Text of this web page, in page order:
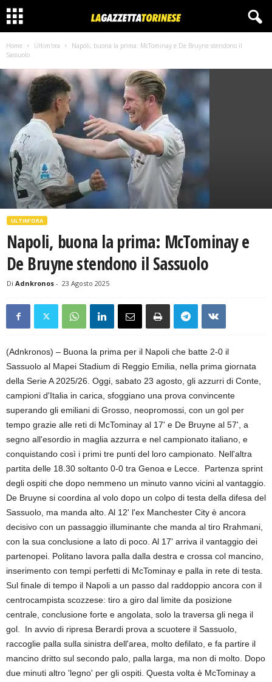
Home Ultim'ora
Napoli, buona la prima: McTominay e De Bruyne stendono il
Sassuolo
ULTIM'ORA
Napoli, buona la prima: McTominay e
De Bruyne stendono il Sassuolo
Di Adnkronos - 23 Agosto 2025
(Adnkronos) – Buona la prima per il Napoli che batte 2-0 il
Sassuolo al Mapei Stadium di Reggio Emilia, nella prima giornata
della Serie A 2025/26. Oggi, sabato 23 agosto, gli azzurri di Conte,
campioni d'Italia in carica, sfoggiano una prova convincente
superando gli emiliani di Grosso, neopromossi, con un gol per
tempo grazie alle reti di McTominay al 17' e De Bruyne al 57', a
segno all'esordio in maglia azzurra e nel campionato italiano, e
conquistando così i primi tre punti del loro campionato. Nell'altra
partita delle 18.30 soltanto 0-0 tra Genoa e Lecce. Partenza sprint
degli ospiti che dopo nemmeno un minuto vanno vicini al vantaggio.
De Bruyne si coordina al volo dopo un colpo di testa della difesa del
Sassuolo, ma manda alto. Al 12' l'ex Manchester City è ancora
decisivo con un passaggio illuminante che manda al tiro Rrahmani,
con la sua conclusione a lato di poco. Al 17' arriva il vantaggio dei
partenopei. Politano lavora palla dalla destra e crossa col mancino,
inserimento con tempi perfetti di McTominay e palla in rete di testa.
Sul finale di tempo il Napoli a un passo dal raddoppio ancora con il
centrocampista scozzese: tiro a giro dal limite da posizione
centrale, conclusione forte e angolata, solo la traversa gli nega il
gol. In avvio di ripresa Berardi prova a scuotere il Sassuolo,
raccoglie palla sulla sinistra dell'area, molto defilato, e fa partire il
mancino dritto sul secondo palo, palla larga, ma non di molto. Dopo
due minuti altro 'legno' per gli ospiti. Questa volta è McTominay a